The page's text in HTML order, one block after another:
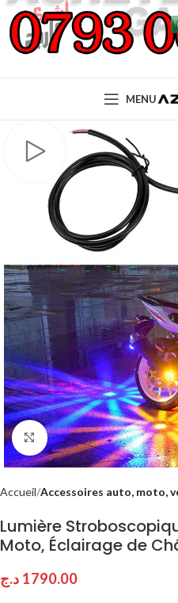
MENU
Click to enlarge
Accueil Accessoires auto, moto,
Lumière
Moto, Éclairage de
1790.00 د.ج